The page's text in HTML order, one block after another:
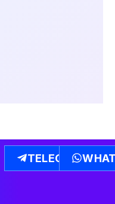
TELEGRAM